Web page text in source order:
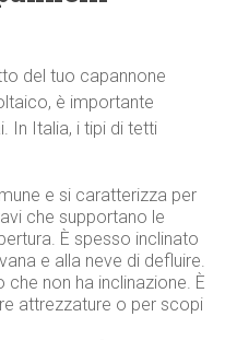
del tuo capannone
è importante
In Italia, i tipi di tetti
e si caratterizza per
che supportano le
È spesso inclinato
e alla neve di defluire.
che non ha inclinazione. È
attrezzature o per scopi